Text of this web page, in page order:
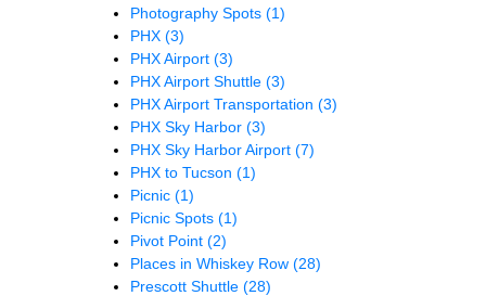
Photography Spots (1)
PHX (3)
PHX Airport (3)
PHX Airport Shuttle (3)
PHX Airport Transportation (3)
PHX Sky Harbor (3)
PHX Sky Harbor Airport (7)
PHX to Tucson (1)
Picnic (1)
Picnic Spots (1)
Pivot Point (2)
Places in Whiskey Row (28)
Prescott Shuttle (28)